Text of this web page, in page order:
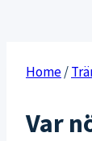
Home/
Var